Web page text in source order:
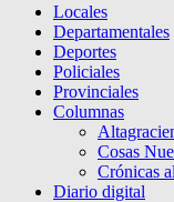
Locales
Departamentales
Deportes
Policiales
Provinciales
Columnas
Cosas
Crónicas
Diario digital